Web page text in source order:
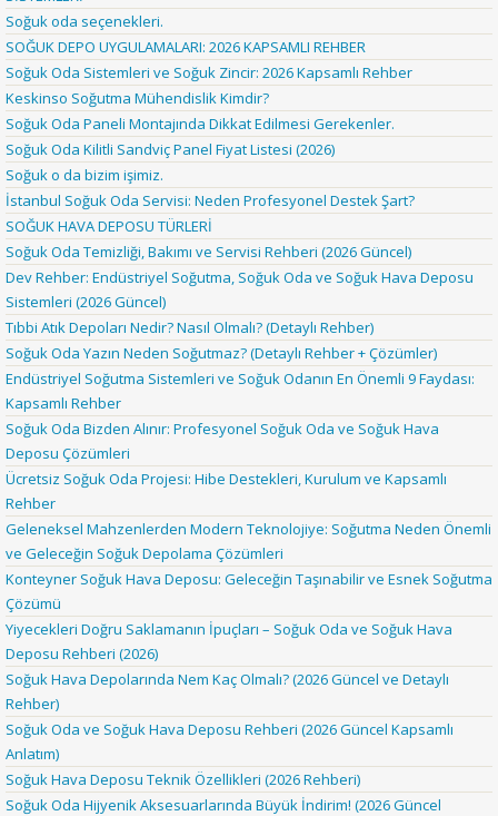
Soğuk oda seçenekleri.
SOĞUK DEPO UYGULAMALARI: 2026 KAPSAMLI REHBER
Soğuk Oda Sistemleri ve Soğuk Zincir: 2026 Kapsamlı Rehber
Keskinso Soğutma Mühendislik Kimdir?
Soğuk Oda Paneli Montajında Dikkat Edilmesi Gerekenler.
Soğuk Oda Kilitli Sandviç Panel Fiyat Listesi (2026)
Soğuk o da bizim işimiz.
İstanbul Soğuk Oda Servisi: Neden Profesyonel Destek Şart?
SOĞUK HAVA DEPOSU TÜRLERİ
Soğuk Oda Temizliği, Bakımı ve Servisi Rehberi (2026 Güncel)
Dev Rehber: Endüstriyel Soğutma, Soğuk Oda ve Soğuk Hava Deposu
Sistemleri (2026 Güncel)
Tıbbi Atık Depoları Nedir? Nasıl Olmalı? (Detaylı Rehber)
Soğuk Oda Yazın Neden Soğutmaz? (Detaylı Rehber + Çözümler)
Endüstriyel Soğutma Sistemleri ve Soğuk Odanın En Önemli 9 Faydası:
Kapsamlı Rehber
Soğuk Oda Bizden Alınır: Profesyonel Soğuk Oda ve Soğuk Hava
Deposu Çözümleri
Ücretsiz Soğuk Oda Projesi: Hibe Destekleri, Kurulum ve Kapsamlı
Rehber
Geleneksel Mahzenlerden Modern Teknolojiye: Soğutma Neden Önemli
ve Geleceğin Soğuk Depolama Çözümleri
Konteyner Soğuk Hava Deposu: Geleceğin Taşınabilir ve Esnek Soğutma
Çözümü
Yiyecekleri Doğru Saklamanın İpuçları – Soğuk Oda ve Soğuk Hava
Deposu Rehberi (2026)
Soğuk Hava Depolarında Nem Kaç Olmalı? (2026 Güncel ve Detaylı
Rehber)
Soğuk Oda ve Soğuk Hava Deposu Rehberi (2026 Güncel Kapsamlı
Anlatım)
Soğuk Hava Deposu Teknik Özellikleri (2026 Rehberi)
Soğuk Oda Hijyenik Aksesuarlarında Büyük İndirim! (2026 Güncel